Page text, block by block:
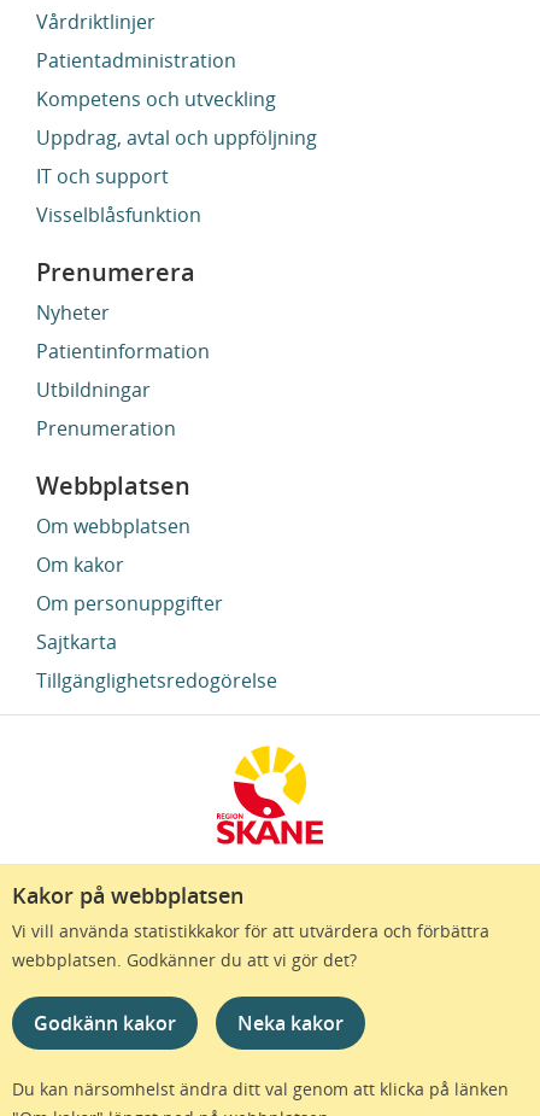
Kakor på webbplatsen
Vi vill använda statistikkakor för att utvärdera och förbättra
webbplatsen. Godkänner du att vi gör det?
Godkänn kakor Neka kakor
Du kan närsomhelst ändra ditt val genom att klicka på länken
Vårdriktlinjer
Patientadministration
Kompetens och utveckling
Uppdrag, avtal och uppföljning
IT och support
Visselblåsfunktion
Prenumerera
Nyheter
Patientinformation
Utbildningar
Prenumeration
Webbplatsen
Om webbplatsen
Om kakor
Om personuppgifter
Sajtkarta
Tillgänglighetsredogörelse
Region Skåne finns till för att alla som bor i Skåne
ska må bra och känna framtidstro. Genom
gränslösa samarbeten och omtanke skapas de
bästa förutsättningar för ett hälsosamt liv – inom
näringsliv, kollektivtrafik, kultur och hälso- och
sjukvård – i Skåne. Tillsammans gör vi livet mera
möjligt.